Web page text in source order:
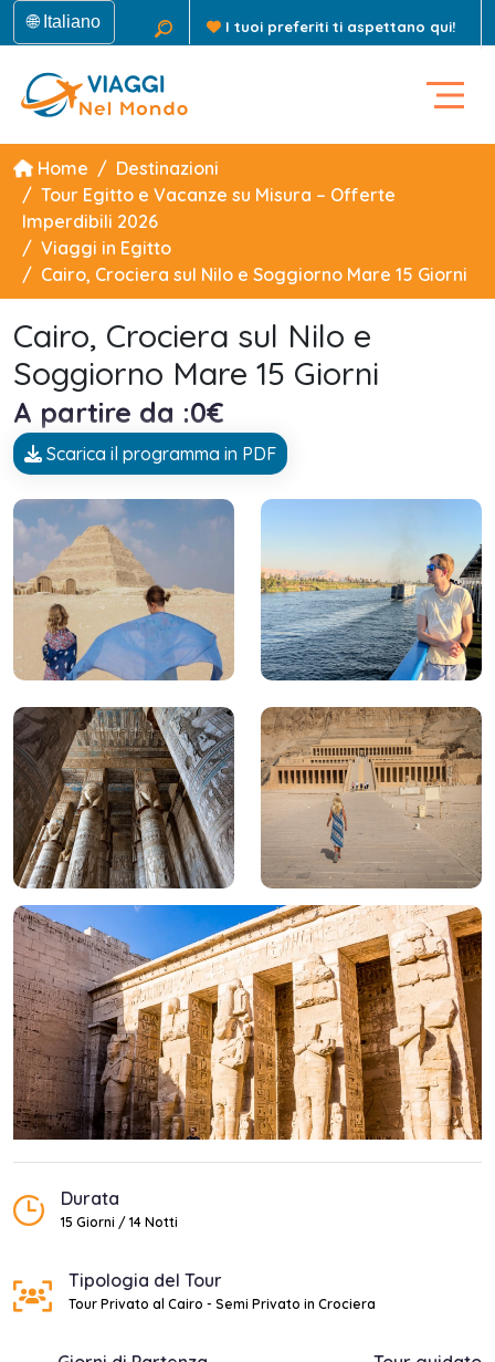
🌐 Italiano I tuoi preferiti ti aspettano qui!
Home
Destinazioni
Tour Egitto e Vacanze su Misura – Offerte
Imperdibili 2026
Viaggi in Egitto
Cairo, Crociera sul Nilo e Soggiorno Mare 15 Giorni
Cairo, Crociera sul Nilo e
Soggiorno Mare 15 Giorni
A partire da :0€
Scarica il programma in PDF
Durata
15 Giorni / 14 Notti
Tipologia del Tour
Tour Privato al Cairo - Semi Privato in Crociera